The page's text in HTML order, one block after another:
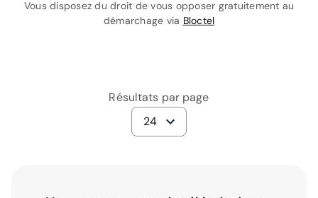
Vous disposez du droit de vous opposer gratuitement au
démarchage via Bloctel
Résultats par page
24